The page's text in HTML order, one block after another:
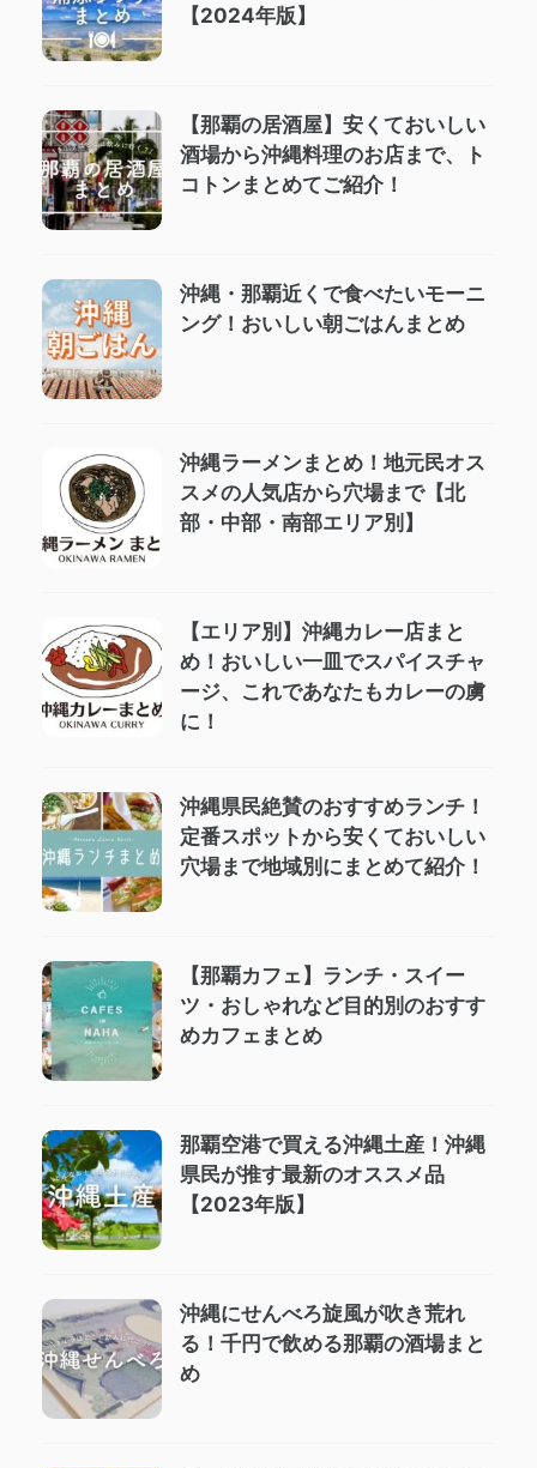
【2024年版】
【那覇の居酒屋】安くておいしい
酒場から沖縄料理のお店まで、ト
コトンまとめてご紹介！
沖縄・那覇近くで食べたいモーニ
ング！おいしい朝ごはんまとめ
沖縄ラーメンまとめ！地元民オス
スメの人気店から穴場まで【北
部・中部・南部エリア別】
【エリア別】沖縄カレー店まと
め！おいしい一皿でスパイスチャ
ージ、これであなたもカレーの虜
に！
沖縄県民絶賛のおすすめランチ！
定番スポットから安くておいしい
穴場まで地域別にまとめて紹介！
【那覇カフェ】ランチ・スイー
ツ・おしゃれなど目的別のおすす
めカフェまとめ
那覇空港で買える沖縄土産！沖縄
県民が推す最新のオススメ品
【2023年版】
沖縄にせんべろ旋風が吹き荒れ
る！千円で飲める那覇の酒場まと
め